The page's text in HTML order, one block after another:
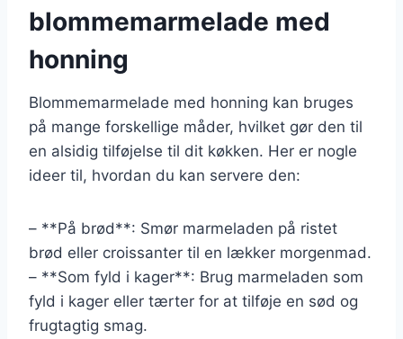
blommemarmelade med
honning
Blommemarmelade med honning kan bruges
på mange forskellige måder, hvilket gør den til
en alsidig tilføjelse til dit køkken. Her er nogle
ideer til, hvordan du kan servere den:
– **På brød**: Smør marmeladen på ristet
brød eller croissanter til en lækker morgenmad.
– **Som fyld i kager**: Brug marmeladen som
fyld i kager eller tærter for at tilføje en sød og
frugtagtig smag.